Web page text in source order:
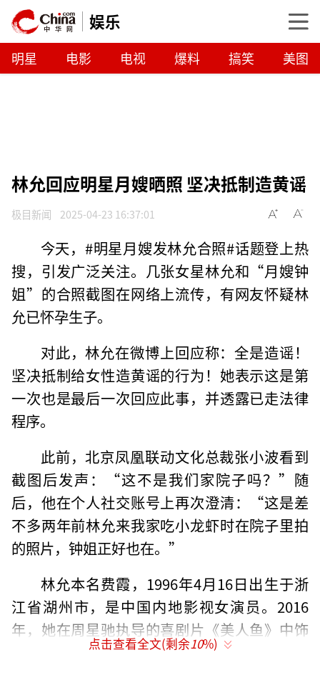
娱乐
明星 电影 电视 爆料 搞笑 美图
林允回应明星月嫂晒照 坚决抵制造黄谣
极目新闻 2025-04-23 16:37:01
今天，#明星月嫂发林允合照#话题登上热
搜，引发广泛关注。几张女星林允和“月嫂钟
姐”的合照截图在网络上流传，有网友怀疑林
允已怀孕生子。
对此，林允在微博上回应称：全是造谣！
坚决抵制给女性造黄谣的行为！她表示这是第
一次也是最后一次回应此事，并透露已走法律
程序。
此前，北京凤凰联动文化总裁张小波看到
截图后发声：“这不是我们家院子吗？”随
后，他在个人社交账号上再次澄清：“这是差
不多两年前林允来我家吃小龙虾时在院子里拍
的照片，钟姐正好也在。”
林允本名费霞，1996年4月16日出生于浙
江省湖州市，是中国内地影视女演员。2016
年，她在周星驰执导的喜剧片《美人鱼》中饰
演女主角珊珊，正式进入演艺圈。
点击查看全文(剩余10%)